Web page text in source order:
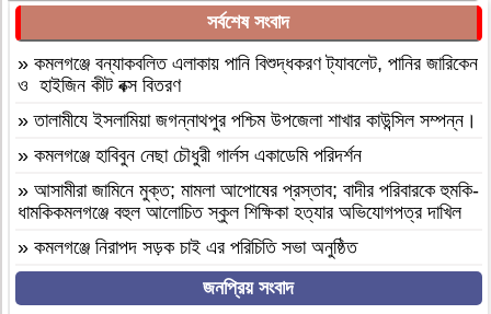
সর্বশেষ সংবাদ
» কমলগঞ্জে বন্যাকবলিত এলাকায় পানি বিশুদ্ধকরণ ট্যাবলেট, পানির জারিকেন
ও হাইজিন কীট বক্স বিতরণ
»‎তালামীযে ইসলামিয়া জগন্নাথপুর পশ্চিম উপজেলা শাখার কাউন্সিল সম্পন্ন।
» কমলগঞ্জে হাবিবুন নেছা চৌধুরী গার্লস একাডেমি পরিদর্শন
» আসামীরা জামিনে মুক্ত; মামলা আপোষের প্রস্তাব; বাদীর পরিবারকে হুমকি-
ধামকিকমলগঞ্জে বহুল আলোচিত স্কুল শিক্ষিকা হত্যার অভিযোগপত্র দাখিল
» কমলগঞ্জে নিরাপদ সড়ক চাই এর পরিচিতি সভা অনুষ্ঠিত
শোক সংবাদ॥ রসমোহন সিংহ ॥জনপ্রিয় সংবাদ